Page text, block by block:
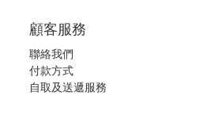
顧客服務
聯絡我們
付款方式
自取及送遞服務